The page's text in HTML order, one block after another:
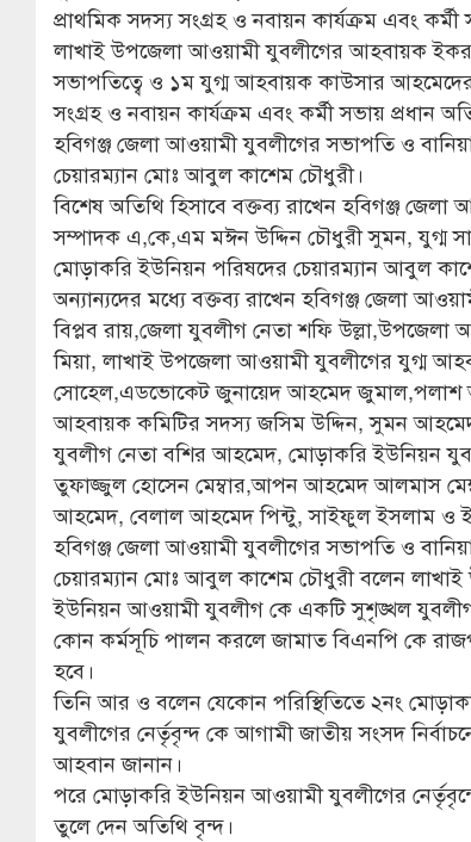
প্রাথমিক সদস্য সংগ্রহ ও নবায়ন কার্যক্রম এবং
লাখাই উপজেলা আওয়ামী যুবলীগের আহবায়ক
সভাপতিত্বে ও ১ম যুগ্ম আহবায়ক কাউসার
সংগ্রহ ও নবায়ন কার্যক্রম এবং কর্মী সভায় প্রধান
হবিগঞ্জ জেলা আওয়ামী যুবলীগের সভাপতি ও
চেয়ারম্যান মোঃ আবুল কাশেম চৌধুরী।
বিশেষ অতিথি হিসাবে বক্তব্য রাখেন হবিগঞ্জ
সম্পাদক এ,কে,এম মঈন উদ্দিন চৌধুরী সুমন, যুগ্ম
মোড়াকরি ইউনিয়ন পরিষদের চেয়ারম্যান আবুল
অন্যান্যদের মধ্যে বক্তব্য রাখেন হবিগঞ্জ জেলা
বিপ্লব রায়,জেলা যুবলীগ নেতা শফি
মিয়া, লাখাই উপজেলা আওয়ামী যুবলীগের যুগ্ম
সোহেল,এডভোকেট জুনায়েদ আহমেদ জুমাল,পলাশ
আহবায়ক কমিটির সদস্য জসিম উদ্দিন, সুমন
যুবলীগ নেতা বশির আহমেদ, মোড়াকরি ইউনিয়ন
তুফাজ্জুল হোসেন মেম্বার,আপন আহমেদ আলমাস
আহমেদ, বেলাল আহমেদ পিন্টু, সাইফুল ইসলাম ও
হবিগঞ্জ জেলা আওয়ামী যুবলীগের সভাপতি ও
চেয়ারম্যান মোঃ আবুল কাশেম চৌধুরী বলেন
ইউনিয়ন আওয়ামী যুবলীগ কে একটি সুশৃঙ্খল
কোন কর্মসূচি পালন করলে জামাত বিএনপি কে
হবে।
তিনি আর ও বলেন যেকোন পরিস্থিতিতে ২নং
যুবলীগের নের্তৃবৃন্দ কে আগামী জাতীয় সংসদ
আহবান জানান।
পরে মোড়াকরি ইউনিয়ন আওয়ামী যুবলীগের
তুলে দেন অতিথি বৃন্দ।